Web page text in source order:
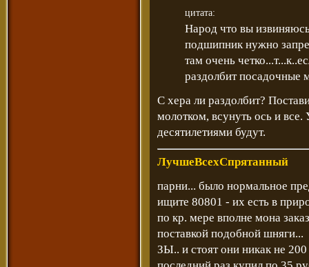
цитата:
Народ что вы
подшипник нужно
там очень
раздолбит посадочные
С хера ли раздолбит?
молотком, всунуть ось и
десятилетиями будут.
ЛучшеВсехСпрятанный
парни... было нормальное
ищите 80801 - их есть в
по кр. мере вполне мона
поставкой подобной шняги...
ЗЫ.. и стоят они никак не